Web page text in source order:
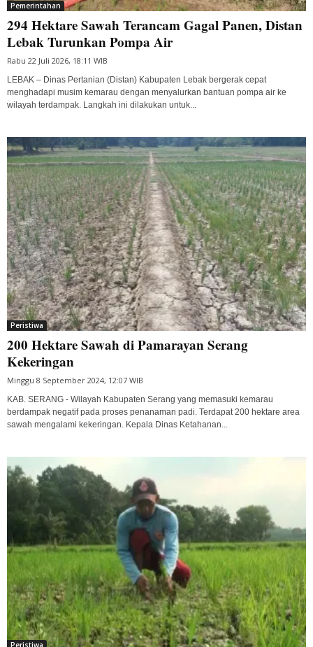
Pemerintahan
294 Hektare Sawah Terancam Gagal Panen, Distan
Lebak Turunkan Pompa Air
Rabu 22 Juli 2026, 18:11 WIB
LEBAK – Dinas Pertanian (Distan) Kabupaten Lebak bergerak cepat
menghadapi musim kemarau dengan menyalurkan bantuan pompa air ke
wilayah terdampak. Langkah ini dilakukan untuk...
Peristiwa
200 Hektare Sawah di Pamarayan Serang
Kekeringan
Minggu 8 September 2024, 12:07 WIB
KAB. SERANG - Wilayah Kabupaten Serang yang memasuki kemarau
berdampak negatif pada proses penanaman padi. Terdapat 200 hektare area
sawah mengalami kekeringan. Kepala Dinas Ketahanan...
Peristiwa